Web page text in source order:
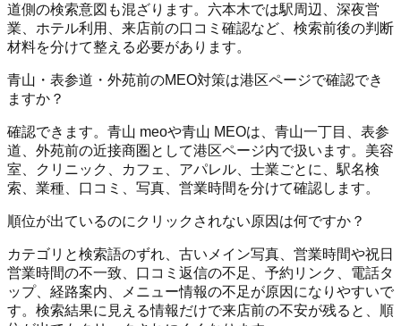
道側の検索意図も混ざります。六本木では駅周辺、深夜営
業、ホテル利用、来店前の口コミ確認など、検索前後の判断
材料を分けて整える必要があります。
青山・表参道・外苑前のMEO対策は港区ページで確認でき
ますか？
確認できます。青山 meoや青山 MEOは、青山一丁目、表参
道、外苑前の近接商圏として港区ページ内で扱います。美容
室、クリニック、カフェ、アパレル、士業ごとに、駅名検
索、業種、口コミ、写真、営業時間を分けて確認します。
順位が出ているのにクリックされない原因は何ですか？
カテゴリと検索語のずれ、古いメイン写真、営業時間や祝日
営業時間の不一致、口コミ返信の不足、予約リンク、電話タ
ップ、経路案内、メニュー情報の不足が原因になりやすいで
す。検索結果に見える情報だけで来店前の不安が残ると、順